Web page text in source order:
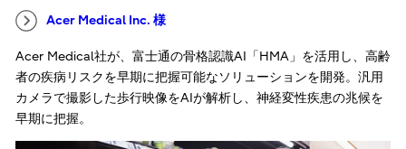
Acer Medical Inc. 様
Acer Medical社が、富士通の骨格認識AI「HMA」を活用し、高齢
者の疾病リスクを早期に把握可能なソリューションを開発。汎用
カメラで撮影した歩行映像をAIが解析し、神経変性疾患の兆候を
早期に把握。